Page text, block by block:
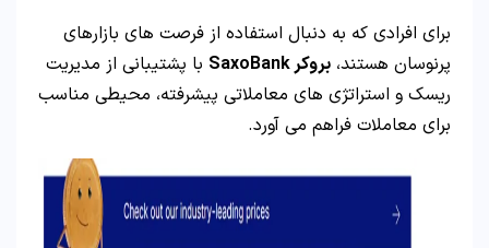
برای افرادی که به دنبال استفاده از فرصت‌ های بازارهای
پرنوسان هستند، بروکر SaxoBank
با پشتیبانی از مدیریت
ریسک و استراتژی‌ های معاملاتی پیشرفته، محیطی مناسب
برای معاملات فراهم می‌ آورد.